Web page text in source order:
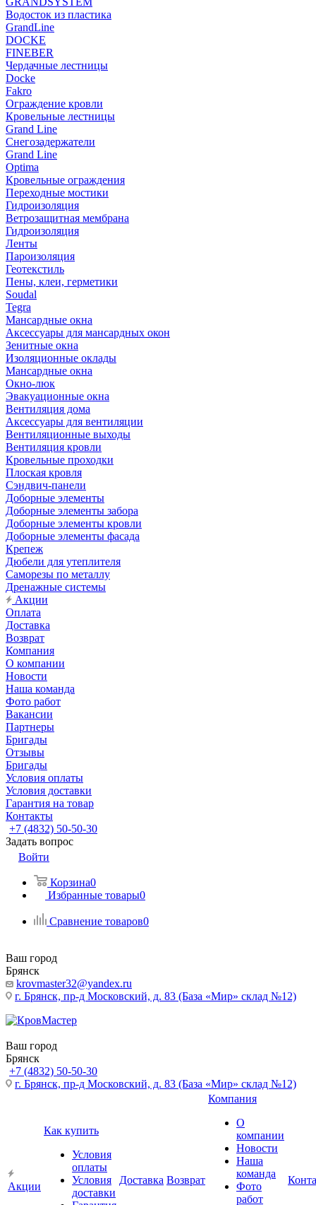
Водосток из пластика
GrandLine
DOCKE
FINEBER
Чердачные лестницы
Docke
Fakro
Ограждение кровли
Кровельные лестницы
Grand Line
Снегозадержатели
Grand Line
Optima
Кровельные ограждения
Переходные мостики
Гидроизоляция
Ветрозащитная мембрана
Гидроизоляция
Ленты
Пароизоляция
Геотекстиль
Пены, клеи, герметики
Soudal
Tegra
Мансардные окна
Аксессуары для мансардных окон
Зенитные окна
Изоляционные оклады
Мансардные окна
Окно-люк
Эвакуационные окна
Вентиляция дома
Аксессуары для вентиляции
Вентиляционные выходы
Вентиляция кровли
Кровельные проходки
Плоская кровля
Сэндвич-панели
Доборные элементы
Доборные элементы забора
Доборные элементы кровли
Доборные элементы фасада
Крепеж
Дюбели для утеплителя
Саморезы по металлу
Дренажные системы
Акции
Оплата
Доставка
Возврат
Компания
О компании
Новости
Наша команда
Фото работ
Вакансии
Партнеры
Бригады
Отзывы
Бригады
Условия оплаты
Условия доставки
Гарантия на товар
Контакты
+7 (4832) 50-50-30
Задать вопрос
Войти
Корзина0
Избранные товары0
Сравнение товаров0
Ваш город
Брянск
krovmaster32@yandex.ru
г. Брянск, пр-д Московский, д. 83 (База «Мир» склад №12)
Ваш город
Брянск
+7 (4832) 50-50-30
г. Брянск, пр-д Московский, д. 83 (База «Мир» склад №12)
Акции
Как купить
Условия
оплаты
Условия
доставки
Доставка Возврат
Компания
О
компании
Новости
Наша
команда
Фото
работ